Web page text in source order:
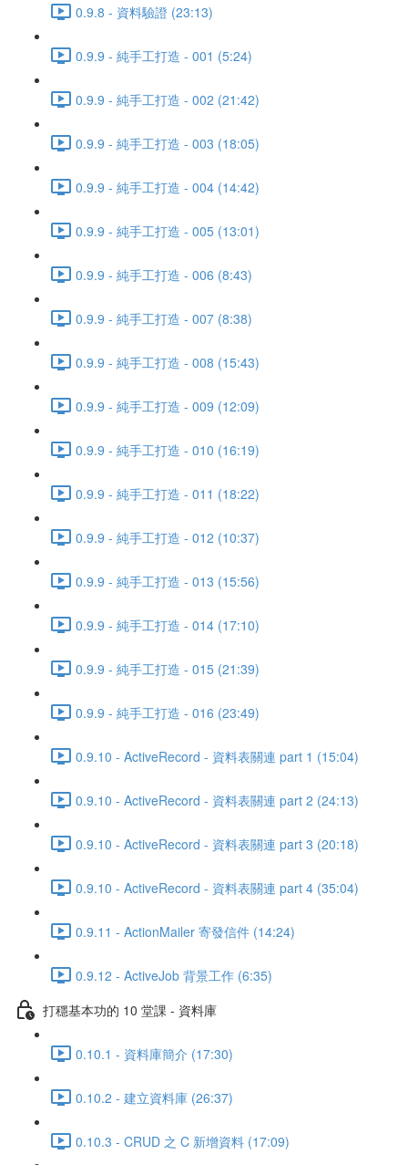
0.9.8 - 資料驗證 (23:13)
0.9.9 - 純手工打造 - 001 (5:24)
0.9.9 - 純手工打造 - 002 (21:42)
0.9.9 - 純手工打造 - 003 (18:05)
0.9.9 - 純手工打造 - 004 (14:42)
0.9.9 - 純手工打造 - 005 (13:01)
0.9.9 - 純手工打造 - 006 (8:43)
0.9.9 - 純手工打造 - 007 (8:38)
0.9.9 - 純手工打造 - 008 (15:43)
0.9.9 - 純手工打造 - 009 (12:09)
0.9.9 - 純手工打造 - 010 (16:19)
0.9.9 - 純手工打造 - 011 (18:22)
0.9.9 - 純手工打造 - 012 (10:37)
0.9.9 - 純手工打造 - 013 (15:56)
0.9.9 - 純手工打造 - 014 (17:10)
0.9.9 - 純手工打造 - 015 (21:39)
0.9.9 - 純手工打造 - 016 (23:49)
0.9.10 - ActiveRecord - 資料表關連 part 1 (15:04)
0.9.10 - ActiveRecord - 資料表關連 part 2 (24:13)
0.9.10 - ActiveRecord - 資料表關連 part 3 (20:18)
0.9.10 - ActiveRecord - 資料表關連 part 4 (35:04)
0.9.11 - ActionMailer 寄發信件 (14:24)
0.9.12 - ActiveJob 背景工作 (6:35)
打穩基本功的 10 堂課 - 資料庫
0.10.1 - 資料庫簡介 (17:30)
0.10.2 - 建立資料庫 (26:37)
0.10.3 - CRUD 之 C 新增資料 (17:09)